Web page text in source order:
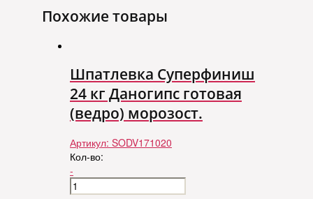
Похожие товары
Шпатлевка Суперфиниш
24 кг Даногипс готовая
(ведро) морозост.
Артикул: SODV171020
Кол-во:
-